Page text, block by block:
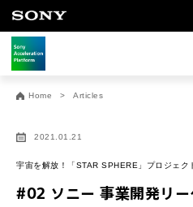
Home Articles
2021.01.21
宇宙を解放！「STAR SPHERE」プロジェク
#02 ソニー 事業開発リ
お問い合わせ
法人向けサービスに関するご相
法人お問い合わせ